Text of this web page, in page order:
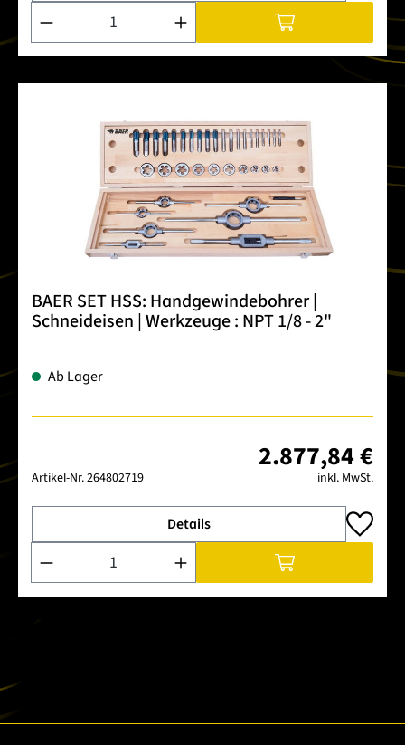
Produkt Anzahl: Gib den gewünschten Wert ein oder
BAER SET HSS: Handgewindebohrer |
Schneideisen | Werkzeuge : NPT 1/8 - 2"
Ab Lager
Artikel-Nr.264802719
2.877,84 €
inkl. MwSt.
Details
Produkt Anzahl: Gib den gewünschten Wert ein oder